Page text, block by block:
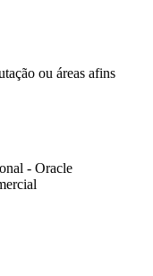
ou áreas afins
- Oracle